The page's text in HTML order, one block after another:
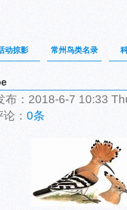
动掠影 常州鸟类名录
布：2018-6-7 10:33
： 0条